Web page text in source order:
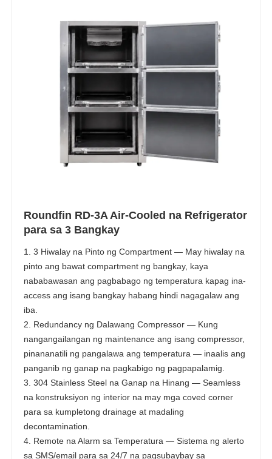
Roundfin RD-3A Air-Cooled na Refrigerator
para sa 3 Bangkay
1. 3 Hiwalay na Pinto ng Compartment — May hiwalay na
pinto ang bawat compartment ng bangkay, kaya
nababawasan ang pagbabago ng temperatura kapag ina-
access ang isang bangkay habang hindi nagagalaw ang
iba.
2. Redundancy ng Dalawang Compressor — Kung
nangangailangan ng maintenance ang isang compressor,
pinananatili ng pangalawa ang temperatura — inaalis ang
panganib ng ganap na pagkabigo ng pagpapalamig.
3. 304 Stainless Steel na Ganap na Hinang — Seamless
na konstruksiyon ng interior na may mga coved corner
para sa kumpletong drainage at madaling
decontamination.
4. Remote na Alarm sa Temperatura — Sistema ng alerto
sa SMS/email para sa 24/7 na pagsubaybay sa